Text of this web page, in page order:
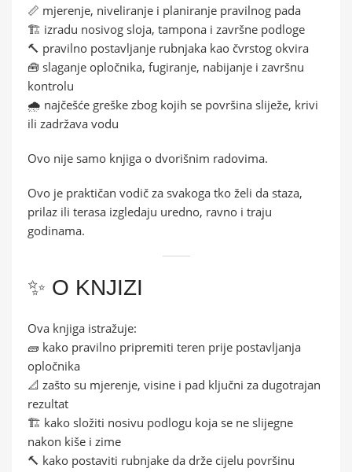
📏 mjerenje, niveliranje i planiranje pravilnog pada
🏗️ izradu nosivog sloja, tampona i završne podloge
🔨 pravilno postavljanje rubnjaka kao čvrstog okvira
🧰 slaganje opločnika, fugiranje, nabijanje i završnu
kontrolu
🌧️ najčešće greške zbog kojih se površina sliježe, krivi
ili zadržava vodu
Ovo nije samo knjiga o dvorišnim radovima.
Ovo je praktičan vodič za svakoga tko želi da staza,
prilaz ili terasa izgledaju uredno, ravno i traju
godinama.
✨ O KNJIZI
Ova knjiga istražuje:
🧱 kako pravilno pripremiti teren prije postavljanja
opločnika
📐 zašto su mjerenje, visine i pad ključni za dugotrajan
rezultat
🏗️ kako složiti nosivu podlogu koja se ne slijegne
nakon kiše i zime
🔨 kako postaviti rubnjake da drže cijelu površinu